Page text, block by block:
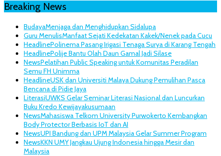
Breaking News
BudayaMenjaga dan Menghidupkan Sidalupa
Guru MenulisManfaat Sejati Kedekatan Kakek/Nenek pada Cucu
HeadlinePolinema Pasang Irigasi Tenaga Surya di Karang Tengah
HeadlinePolije Bantu Olah Daun Gamal Jadi Silase
NewsPelatihan Public Speaking untuk Komunitas Peradilan
Semu FH Unimma
HeadlineUSK dan Universiti Malaya Dukung Pemulihan Pasca
Bencana di Pidie Jaya
LiterasiUWKS Gelar Seminar Literasi Nasional dan Luncurkan
Buku Kredo Kewijayakusumaan
NewsMahasiswa Telkom University Purwokerto Kembangkan
Body Protector Berbasis IoT dan AI
NewsUPI Bandung dan UPM Malaysia Gelar Summer Program
NewsKKN UMY Jangkau Ujung Indonesia hingga Mesir dan
Malaysia